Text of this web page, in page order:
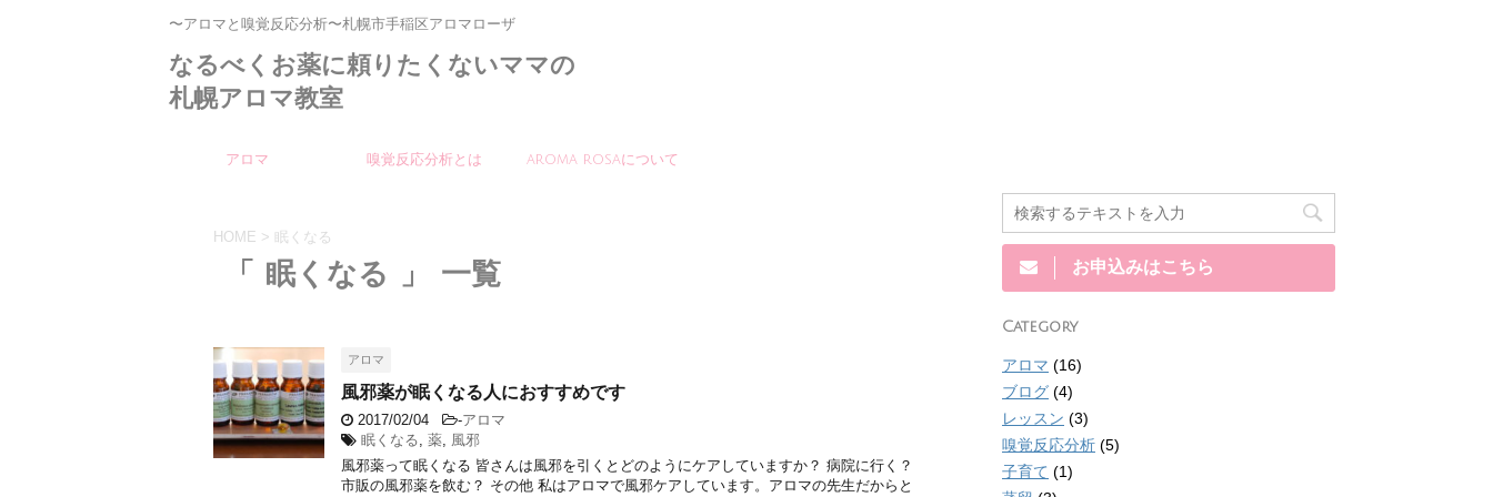
〜アロマと嗅覚反応分析〜札幌市手稲区アロマローザ
なるべくお薬に頼りたくないママの
札幌アロマ教室
アロマ 嗅覚反応分析とは aroma rosaについて
HOME > 眠くなる
「 眠くなる 」 一覧
アロマ
風邪薬が眠くなる人におすすめです
2017/02/04 -アロマ
眠くなる, 薬, 風邪
風邪薬って眠くなる 皆さんは風邪を引くとどのようにケアしていますか？ 病院に行く？
市販の風邪薬を飲む？ その他 私はアロマで風邪ケアしています。アロマの先生だからと
お申込みはこちら
Category
アロマ (16)
ブログ (4)
レッスン (3)
嗅覚反応分析 (5)
子育て (1)